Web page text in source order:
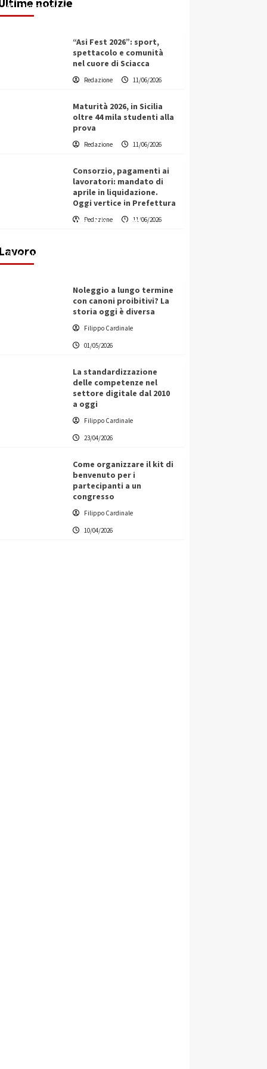
Filippo Cardinale
“Asi Fest 2026”: sport,
spettacolo e comunità
nel cuore di Sciacca
Redazione 11/06/2026
Maturità 2026, in Sicilia
oltre 44 mila studenti alla
prova
Redazione 11/06/2026
Consorzio, pagamenti ai
lavoratori: mandato di
aprile in liquidazione.
Oggi vertice in Prefettura
Redazione 11/06/2026
Lavoro
Vino in Italia: il giro d’affari
contribuisce all’1,1% del PIL
Filippo Cardinale
Noleggio a lungo termine
con canoni proibitivi? La
storia oggi è diversa
Filippo Cardinale
01/05/2026
La standardizzazione
delle competenze nel
settore digitale dal 2010
a oggi
Filippo Cardinale
23/04/2026
Come organizzare il kit di
benvenuto per i
partecipanti a un
congresso
Filippo Cardinale
10/04/2026